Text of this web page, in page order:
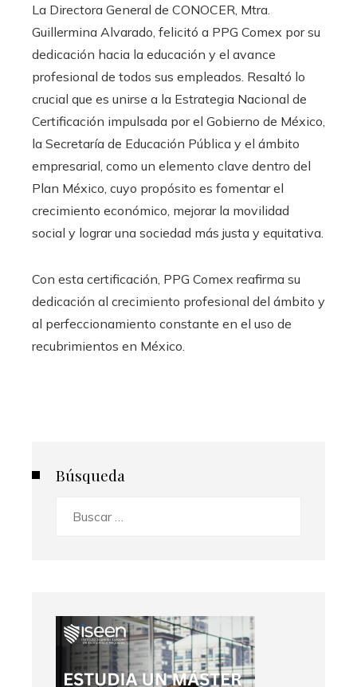
La Directora General de CONOCER, Mtra.
Guillermina Alvarado, felicitó a PPG Comex por su
dedicación hacia la educación y el avance
profesional de todos sus empleados. Resaltó lo
crucial que es unirse a la Estrategia Nacional de
Certificación impulsada por el Gobierno de México,
la Secretaría de Educación Pública y el ámbito
empresarial, como un elemento clave dentro del
Plan México, cuyo propósito es fomentar el
crecimiento económico, mejorar la movilidad
social y lograr una sociedad más justa y equitativa.
Con esta certificación, PPG Comex reafirma su
dedicación al crecimiento profesional del ámbito y
al perfeccionamiento constante en el uso de
recubrimientos en México.
Búsqueda